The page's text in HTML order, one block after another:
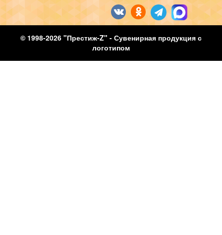
© 1998-2026 "Престиж-Z" - Сувенирная продукция с
логотипом